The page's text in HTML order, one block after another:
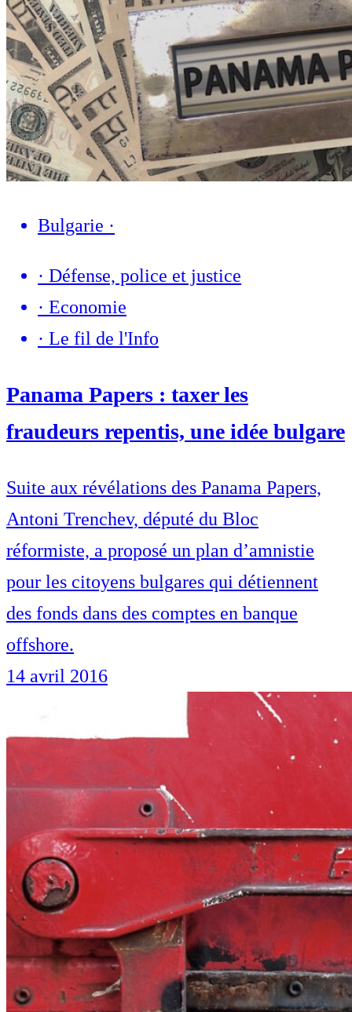
Bulgarie ·
· Défense, police et justice
· Economie
· Le fil de l'Info
Panama Papers : taxer les
fraudeurs repentis, une idée bulgare
Suite aux révélations des Panama Papers,
Antoni Trenchev, député du Bloc
réformiste, a proposé un plan d’amnistie
pour les citoyens bulgares qui détiennent
des fonds dans des comptes en banque
offshore.
14 avril 2016